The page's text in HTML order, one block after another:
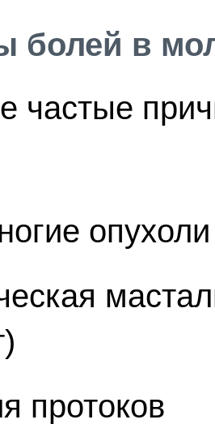
болей в
частые
протоков